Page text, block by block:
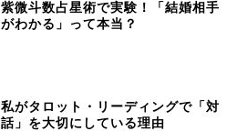
紫微斗数占星術で実験！「結婚相手
がわかる」って本当？
私がタロット・リーディングで「対
話」を大切にしている理由